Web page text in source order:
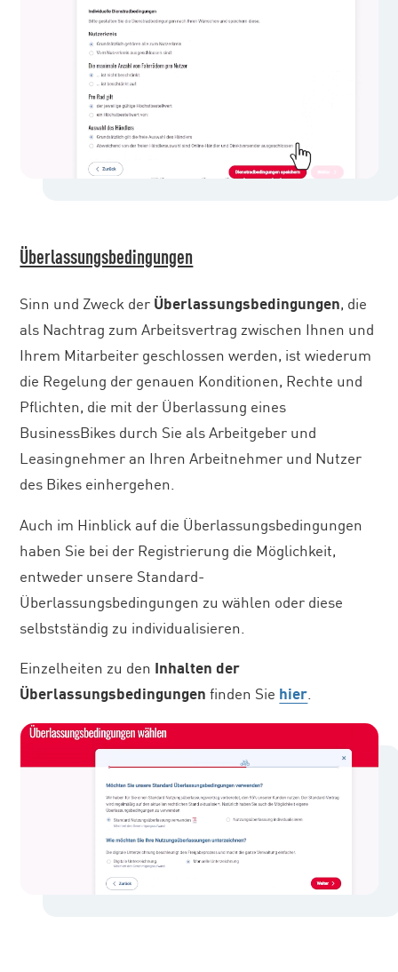
Überlassungsbedingungen
Sinn und Zweck der Überlassungsbedingungen, die
als Nachtrag zum Arbeitsvertrag zwischen Ihnen und
Ihrem Mitarbeiter geschlossen werden, ist wiederum
die Regelung der genauen Konditionen, Rechte und
Pflichten, die mit der Überlassung eines
BusinessBikes durch Sie als Arbeitgeber und
Leasingnehmer an Ihren Arbeitnehmer und Nutzer
des Bikes einhergehen.
Auch im Hinblick auf die Überlassungsbedingungen
haben Sie bei der Registrierung die Möglichkeit,
entweder unsere Standard-
Überlassungsbedingungen zu wählen oder diese
selbstständig zu individualisieren.
Einzelheiten zu den
Inhalten der
Überlassungsbedingungen finden Sie hier.